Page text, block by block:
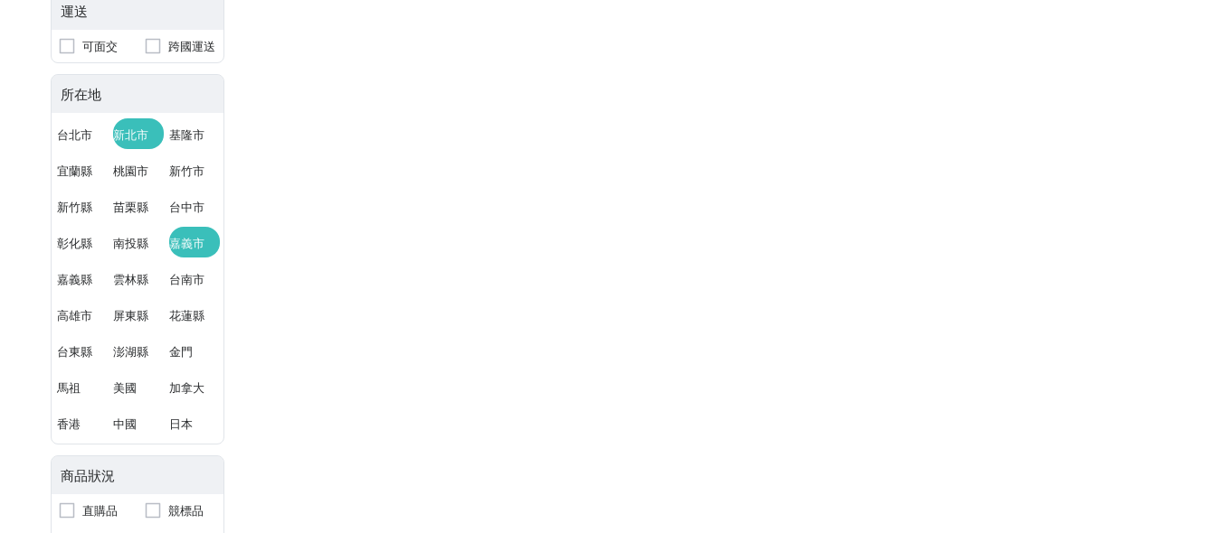
運送
可面交 跨國運送
所在地
台北市 新北市 基隆市
宜蘭縣 桃園市 新竹市
新竹縣 苗栗縣 台中市
彰化縣 南投縣 嘉義市
嘉義縣 雲林縣 台南市
高雄市 屏東縣 花蓮縣
台東縣 澎湖縣 金門
馬祖 美國 加拿大
香港 中國 日本
商品狀況
直購品
競標品